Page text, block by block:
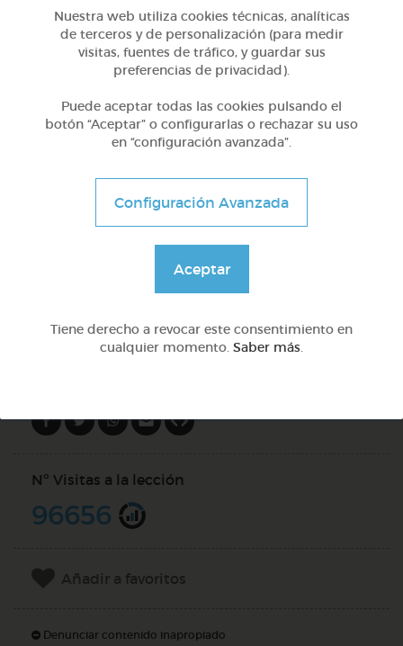
1º Primaria (6-7 años)
Geometría y fotografía
DOCS (2)
Nº Visitas a la lección
96656
Añadir a favoritos
Denunciar contenido inapropiado
Nuestra web utiliza cookies técnicas, analíticas
de terceros y de personalización (para medir
visitas, fuentes de tráfico, y guardar sus
preferencias de privacidad).
Puede aceptar todas las cookies pulsando el
botón “Aceptar” o configurarlas o rechazar su uso
en “configuración avanzada”.
Configuración Avanzada
Aceptar
Tiene derecho a revocar este consentimiento en
cualquier momento. Saber más.